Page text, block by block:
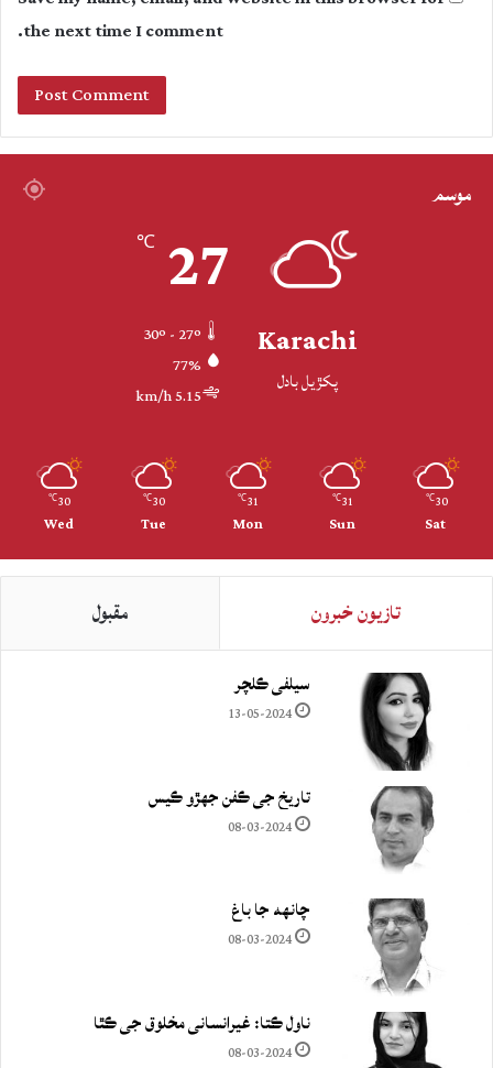
the next time I comment.
موسم
Karachi
پکڙيل بادل
27
℃
77%
5.15 km/h
30
℃
Sat
31
℃
Sun
31
℃
Mon
30
℃
Tue
30
℃
Wed
تازيون خبرون مقبول
سيلفي ڪلچر
13-05-2024
تاريخ جي ڪفن جھڙو ڪيس
08-03-2024
چانهه جا باغ
08-03-2024
ناول ڪتا: غيرانساني مخلوق جي ڪٿا
08-03-2024